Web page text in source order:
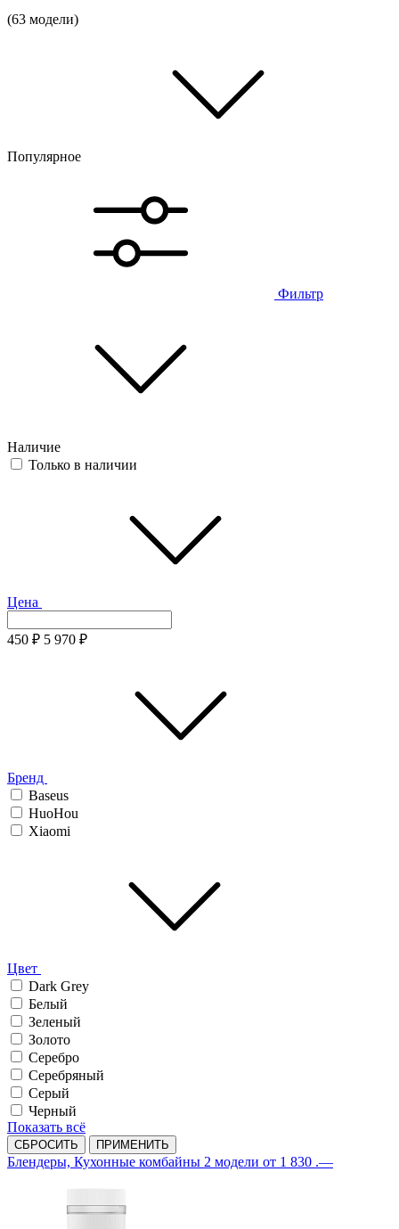
(63 модели)
Популярное
Фильтр
Наличие
Только в наличии
Цена
450 ₽ 5 970 ₽
Бренд
Baseus
HuoHou
Xiaomi
Цвет
Dark Grey
Белый
Зеленый
Золото
Серебро
Серебряный
Серый
Черный
Показать всё
СБРОСИТЬ ПРИМЕНИТЬ
Блендеры, Кухонные комбайны 2 модели от 1 830 .—